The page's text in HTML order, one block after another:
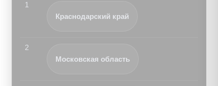
1
Краснодарский край
2
Московская область